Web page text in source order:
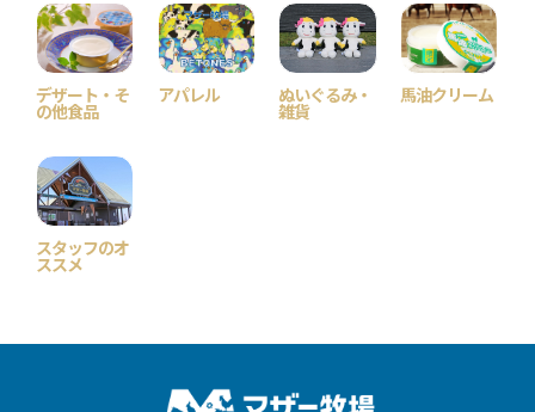
デザート・そ
の他食品
アパレル ぬいぐるみ・
雑貨
馬油クリーム
スタッフのオ
ススメ